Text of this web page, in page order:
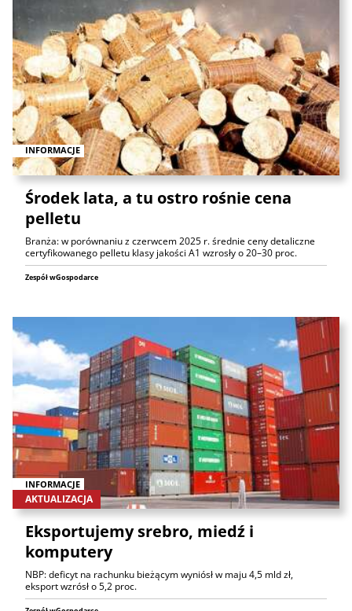
INFORMACJE
Środek lata, a tu ostro rośnie cena
pelletu
Branża: w porównaniu z czerwcem 2025 r. średnie ceny detaliczne
certyfikowanego pelletu klasy jakości A1 wzrosły o 20–30 proc.
Zespół wGospodarce
INFORMACJE
AKTUALIZACJA
Eksportujemy srebro, miedź i
komputery
NBP: deficyt na rachunku bieżącym wyniósł w maju 4,5 mld zł,
eksport wzrósł o 5,2 proc.